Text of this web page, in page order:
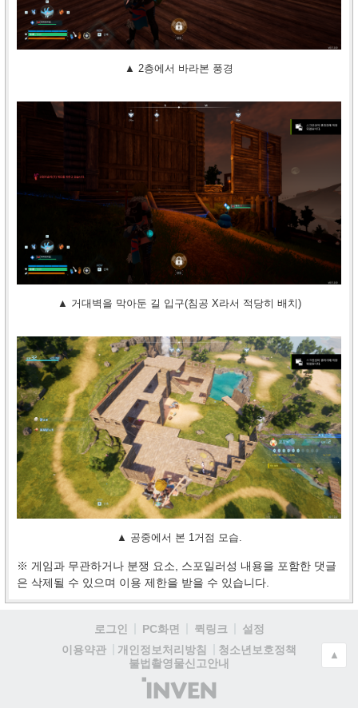
▲ 2층에서 바라본 풍경
▲ 거대벽을 막아둔 길 입구(침공 X라서 적당히 배치)
▲ 공중에서 본 1거점 모습.
※ 게임과 무관하거나 분쟁 요소, 스포일러성 내용을 포함한 댓글
은 삭제될 수 있으며 이용 제한을 받을 수 있습니다.
로그인 PC화면 퀵링크
설정
이용약관
개인정보처리방침
청소년보호정책
불법촬영물신고안내
(주)
인
▲